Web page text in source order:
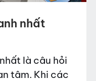
nhất
là câu hỏi
tâm. Khi các